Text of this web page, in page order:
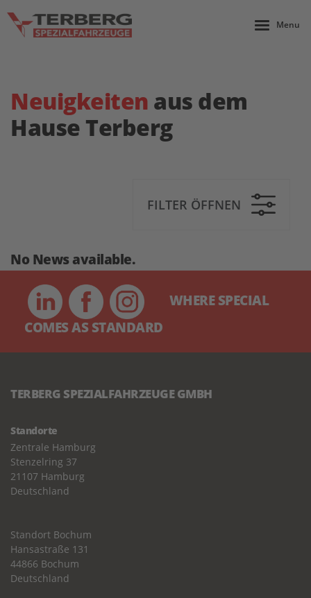
Menu
Neuigkeiten aus dem
Hause Terberg
FILTER ÖFFNEN
No News available.
WHERE SPECIAL
COMES AS STANDARD
TERBERG SPEZIALFAHRZEUGE GMBH
Standorte
Zentrale Hamburg
Stenzelring 37
21107 Hamburg
Deutschland
Standort Bochum
Hansastraße 131
44866 Bochum
Deutschland